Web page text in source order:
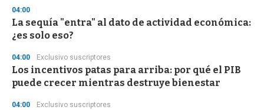
04:00
La sequía "entra" al dato de actividad económica:
¿es solo eso?
04:00 Exclusivo suscriptores
Los incentivos patas para arriba: por qué el PIB
puede crecer mientras destruye bienestar
04:00 Exclusivo suscriptores